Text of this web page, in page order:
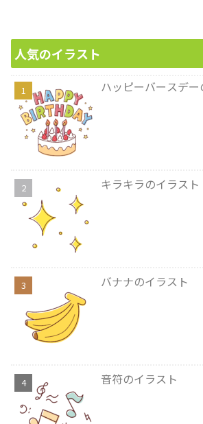
人気のイラスト
ハッピーバースデー
キラキラのイラスト
バナナのイラスト
音符のイラスト